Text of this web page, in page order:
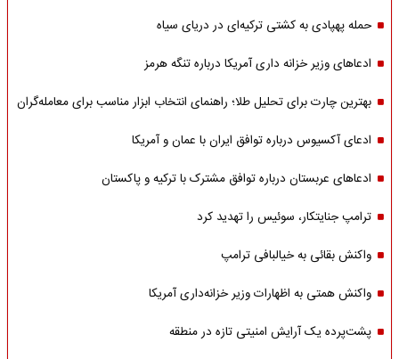
حمله پهپادی به کشتی ترکیه‌ای در دریای سیاه
ادعاهای وزیر خزانه داری آمریکا درباره تنگه هرمز
بهترین چارت برای تحلیل طلا؛ راهنمای انتخاب ابزار مناسب برای معامله‌گران
ادعای آکسیوس درباره توافق ایران با عمان و آمریکا
ادعاهای عربستان درباره توافق مشترک با ترکیه و پاکستان
ترامپ جنایتکار، سوئیس را تهدید کرد
واکنش بقائی به خیالبافی ترامپ
واکنش همتی به اظهارات وزیر خزانه‌داری آمریکا
پشت‌پرده یک آرایش امنیتی تازه در منطقه